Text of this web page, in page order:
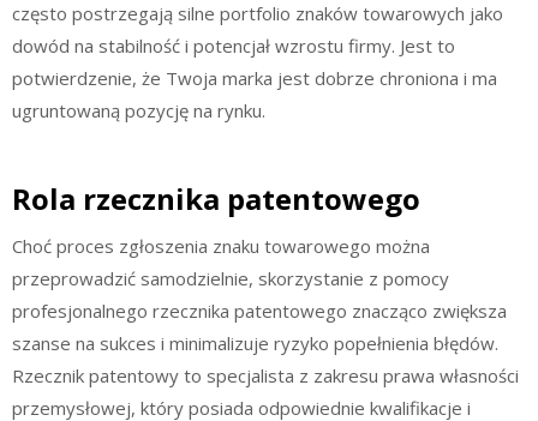
często postrzegają silne portfolio znaków towarowych jako
dowód na stabilność i potencjał wzrostu firmy. Jest to
potwierdzenie, że Twoja marka jest dobrze chroniona i ma
ugruntowaną pozycję na rynku.
Rola rzecznika patentowego
Choć proces zgłoszenia znaku towarowego można
przeprowadzić samodzielnie, skorzystanie z pomocy
profesjonalnego rzecznika patentowego znacząco zwiększa
szanse na sukces i minimalizuje ryzyko popełnienia błędów.
Rzecznik patentowy to specjalista z zakresu prawa własności
przemysłowej, który posiada odpowiednie kwalifikacje i